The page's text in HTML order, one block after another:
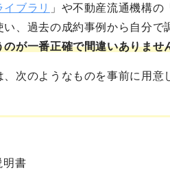
ブラリ 」や不動産流通機構の「
い、過去の成約事例から自分で
が一番正確で間違いありませ
次のようなものを事前に用意
明書